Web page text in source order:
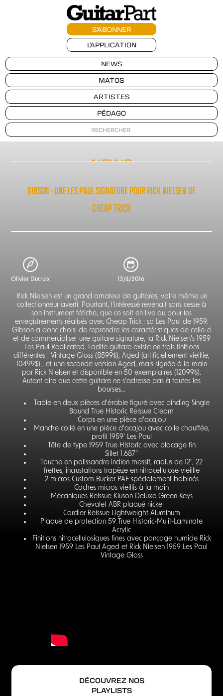
S'ABONNER
L'APPLICATION
NEWS
MATOS
ARTISTES
PÉDAGO
NEWS
GIBSON - UNE LES PAUL SIGNATURE POUR RICK NIELSEN DE
CHEAP TRICK
Olivier Ducruix 13/4/2016
Rick Nielsen est un grand amateur de guitares, voire même un
collectionneur averti. Pourtant, l'intéressé revenait sans cesse à
son instrument fétiche, que ce soit en live ou pour les
enregistrements réalisés avec Cheap Trick : sa Les Paul de 1959.
Gibson a donc choisi de reprendre les caractéristiques de celle-ci
et de commercialiser une guitare signature, la Rick Nielsen's 1959
Les Paul Replicated. Ladite guitare existe en trois finitions
différentes : Vintage Gloss (8599$), Aged (artificiellement vieillie,
10499$) , et une seconde version Aged, mais signée à la main
par Rick Nielsen et disponible en 50 exemplaires (12099$).
Autant dire que cette guitare ne s'adresse pas à toutes les
bourses...
Table en deux pièces d'érable figuré avec binding Single
Bound True Historic Reissue Cream
Corps en une pièce d'acajou
Manche collé en une pièce d'acajou avec colle chauffée,
profil 1959' Les Paul
Tête de type 1959 True Historic avec placage fin
Sillet 1.687"
Touche en palissandre indien massif, radius de 12", 22
frettes, incrustations trapèze en nitrocellulose vieillie
2 micros Custom Bucker PAF spécialement bobinés
Caches micros vieillis à la main
Mécaniques Reissue Kluson Deluxe Green Keys
Chevalet ABR plaqué nickel
Cordier Reissue Lightweight Aluminum
Plaque de protection 59 True Historic-Mulit-Laminate
Acrylic
Finitions nitrocellulosiques fines avec ponçage humide Rick
Nielsen 1959 Les Paul Aged et Rick Nielsen 1959 Les Paul
Vintage Gloss
DÉCOUVREZ NOS
PLAYLISTS